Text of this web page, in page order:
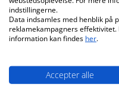
kun
Udsolgt
indstillingerne.
Data indsamles med henblik på
reklamekampagners effektivitet.
information kan findes her.
Accepter alle